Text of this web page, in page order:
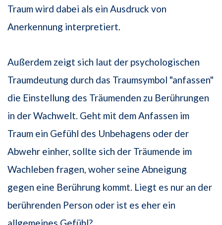
Traum wird dabei als ein Ausdruck von
Anerkennung interpretiert.
Außerdem zeigt sich laut der psychologischen
Traumdeutung durch das Traumsymbol "anfassen"
die Einstellung des Träumenden zu Berührungen
in der Wachwelt. Geht mit dem Anfassen im
Traum ein Gefühl des Unbehagens oder der
Abwehr einher, sollte sich der Träumende im
Wachleben fragen, woher seine Abneigung
gegen eine Berührung kommt. Liegt es nur an der
berührenden Person oder ist es eher ein